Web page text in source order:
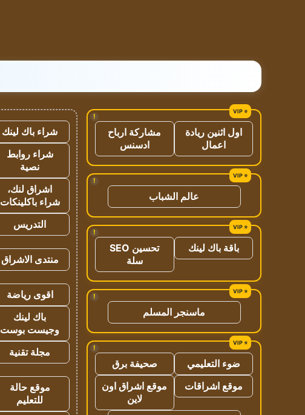
!
اول اثنين ريادة
اعمال
مشاركة ارباح
ادسنس
!
عالم الشباب
!
باقة باك لينك
تحسين SEO
سلة
!
ماسنجر المسلم
!
ضوء التعليمي
صحيفة برق
موقع اشراقات
موقع اشراق اون
لاين
شراء باك لينك
شراء روابط
نصية
اشراق لنك،
شراء باكلينكات
التدريس
منتدى الاشراق
اقوى رياضة
باك لينك
وجيست بوست
مجلة تقنية
موقع حالة
للتعليم